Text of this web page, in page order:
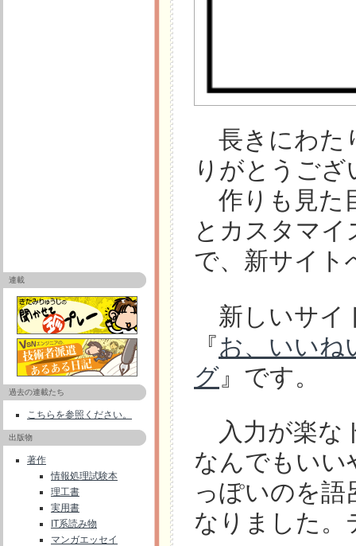
連載
過去の連載たち
こちらを参照ください。
出版物
著作
情報処理試験本
理工書
実用書
IT系読み物
マンガエッセイ
長きにわた
りがとうござ
作りも見た
とカスタマ
で、新サイト
新しいサイ
『お、いいね
グ 』です。
入力が楽な
なんでもいい
っぽいのを
なりました。